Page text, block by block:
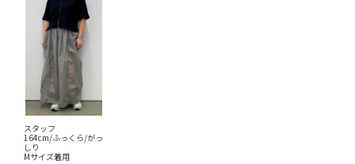
スタッフ
164cm/ふっくら/がっ
しり
Mサイズ着用